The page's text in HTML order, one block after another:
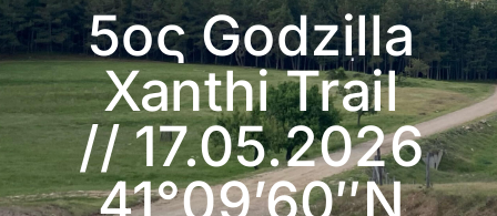
5ος Godzilla
Xanthi Trail
// 17.05.2026
41°09’60″N